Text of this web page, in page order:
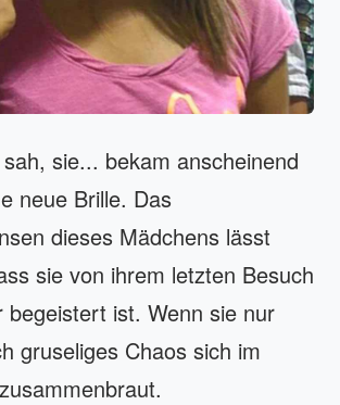
sie... bekam anscheinend
neue Brille. Das
dieses Mädchens lässt
sie von ihrem letzten Besuch
begeistert ist. Wenn sie nur
gruseliges Chaos sich im